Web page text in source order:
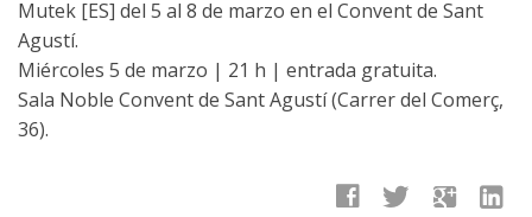
Mutek [ES] del 5 al 8 de marzo en el Convent de Sant
Agustí.
Miércoles 5 de marzo | 21 h | entrada gratuita.
Sala Noble Convent de Sant Agustí (Carrer del Comerç,
36).
facebook twitter google linkedin